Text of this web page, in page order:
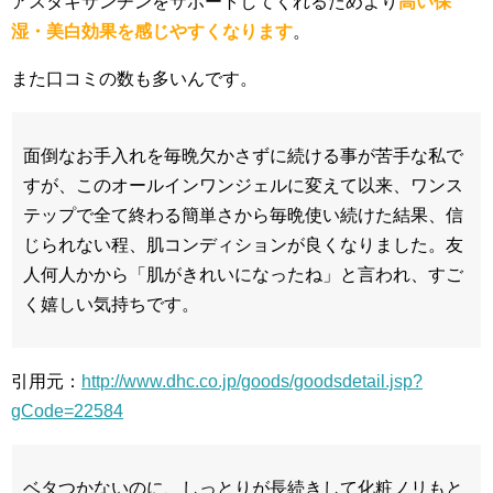
湿・美白効果を感じやすくなります。
また口コミの数も多いんです。
面倒なお手入れを毎晩欠かさずに続ける事が苦手な私で
すが、このオールインワンジェルに変えて以来、ワンス
テップで全て終わる簡単さから毎晩使い続けた結果、信
じられない程、肌コンディションが良くなりました。友
人何人かから「肌がきれいになったね」と言われ、すご
く嬉しい気持ちです。
引用元： http://www.dhc.co.jp/goods/goodsdetail.jsp?
gCode=22584
ベタつかないのに、しっとりが長続きして化粧ノリもと